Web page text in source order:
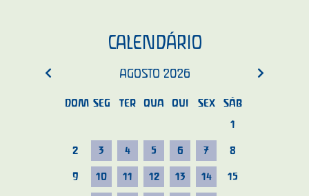
CALENDÁRIO
AGOSTO 2026
DOM SEG TER QUA QUI SEX
SÁB
1
2 3 4 5 6 7 8
9 10 11 12 13 14 15